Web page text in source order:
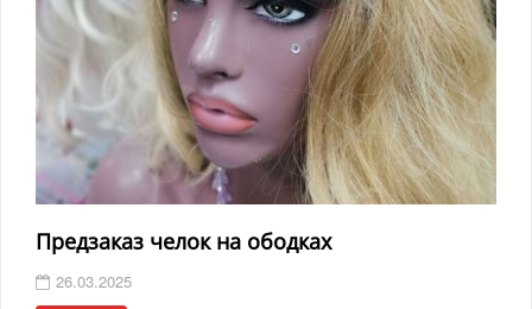
Предзаказ челок на ободках
26.03.2025